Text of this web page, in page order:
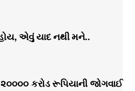
હોય, એવું યાદ નથી મને..
કરોડ રૂપિયાની જોગવાઈ